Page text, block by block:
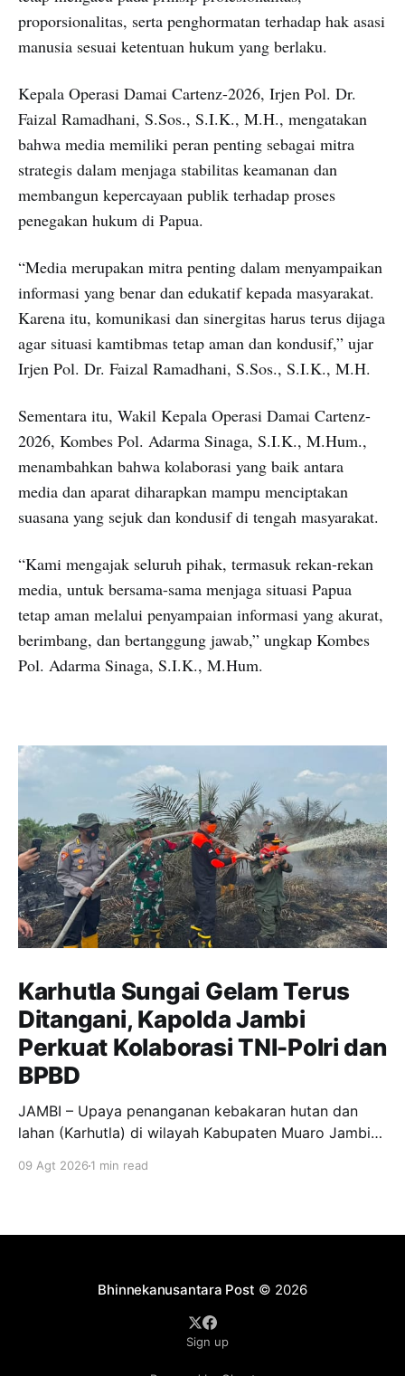
proporsionalitas, serta penghormatan terhadap hak asasi
manusia sesuai ketentuan hukum yang berlaku.
Kepala Operasi Damai Cartenz-2026, Irjen Pol. Dr.
Faizal Ramadhani, S.Sos., S.I.K., M.H., mengatakan
bahwa media memiliki peran penting sebagai mitra
strategis dalam menjaga stabilitas keamanan dan
membangun kepercayaan publik terhadap proses
penegakan hukum di Papua.
“Media merupakan mitra penting dalam menyampaikan
informasi yang benar dan edukatif kepada masyarakat.
Karena itu, komunikasi dan sinergitas harus terus dijaga
agar situasi kamtibmas tetap aman dan kondusif,” ujar
Irjen Pol. Dr. Faizal Ramadhani, S.Sos., S.I.K., M.H.
Sementara itu, Wakil Kepala Operasi Damai Cartenz-
2026, Kombes Pol. Adarma Sinaga, S.I.K., M.Hum.,
menambahkan bahwa kolaborasi yang baik antara
media dan aparat diharapkan mampu menciptakan
suasana yang sejuk dan kondusif di tengah masyarakat.
“Kami mengajak seluruh pihak, termasuk rekan-rekan
media, untuk bersama-sama menjaga situasi Papua
tetap aman melalui penyampaian informasi yang akurat,
berimbang, dan bertanggung jawab,” ungkap Kombes
Pol. Adarma Sinaga, S.I.K., M.Hum.
Karhutla Sungai Gelam Terus
Ditangani, Kapolda Jambi
Perkuat Kolaborasi TNI-Polri dan
BPBD
JAMBI – Upaya penanganan kebakaran hutan dan
lahan (Karhutla) di wilayah Kabupaten Muaro Jambi
gabungan TNI-Polri, BPBD Provinsi Jambi dan BPBD
09 Agt 2026 1 min read
Bhinnekanusantara Post © 2026
Sign up